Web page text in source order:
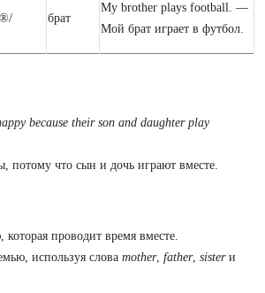
брат
My brother plays football. —
Мой брат играет в футбол.
because their son and daughter play
потому что сын и дочь играют вместе.
проводит время вместе.
используя слова mother, father, sisterи